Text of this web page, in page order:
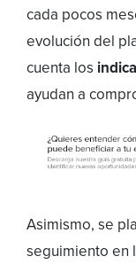
cada pocos
evolución del
cuenta los
ayudan a
Asimismo, se
seguimiento en